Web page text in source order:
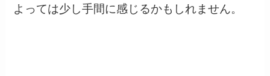
よっては少し手間に感じるかもしれません。